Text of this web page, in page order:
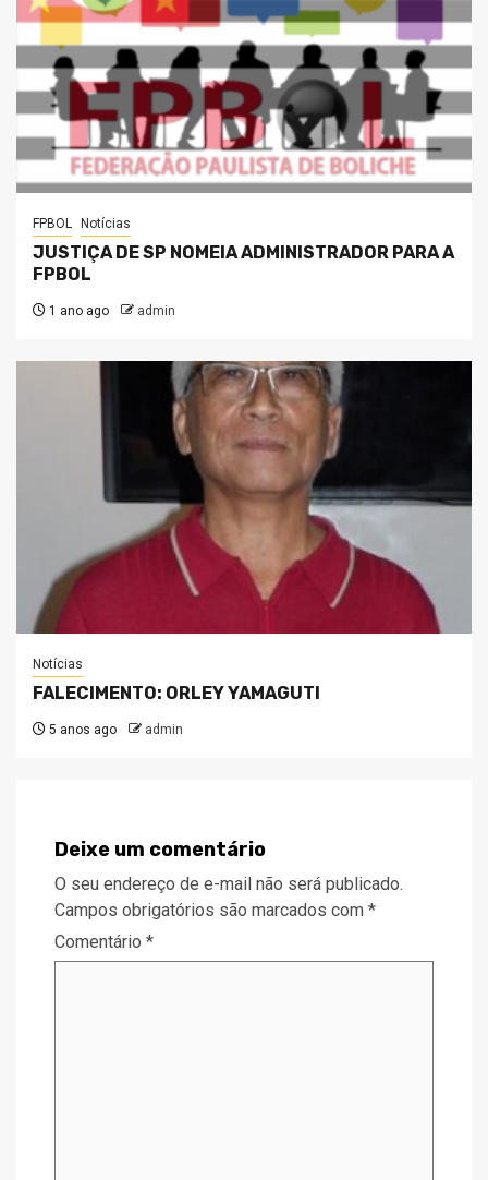
FPBOL Notícias
JUSTIÇA DE SP NOMEIA ADMINISTRADOR PARA A
FPBOL
1 ano ago admin
Notícias
FALECIMENTO: ORLEY YAMAGUTI
5 anos ago admin
Deixe um comentário
O seu endereço de e-mail não será publicado.
Campos obrigatórios são marcados com *
Comentário *